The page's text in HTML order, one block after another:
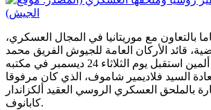
بالتعاون مع موريتانيا في المجال العسكري،
قائد الأركان العامة للجيوش الفريق محمد
الشيخ محمد الأمين ألمين استقبل يوم الثلاثاء 24 ديسمبر في مكتبه
السيد فلاديمير شاموف، الذي كان مرفوقا
بالملحق العسكري الروسي العقيد ألكزاندار
كابانوف.